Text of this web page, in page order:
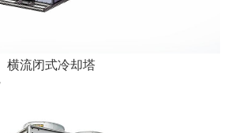
横流闭式冷却塔